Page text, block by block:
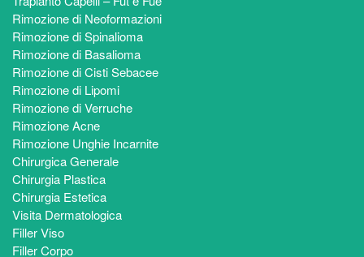
Rimozione di Neoformazioni
Rimozione di Spinalioma
Rimozione di Basalioma
Rimozione di Cisti Sebacee
Rimozione di Lipomi
Rimozione di Verruche
Rimozione Acne
Rimozione Unghie Incarnite
Chirurgica Generale
Chirurgia Plastica
Chirurgia Estetica
Visita Dermatologica
Filler Viso
Filler Corpo